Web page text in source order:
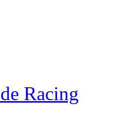
Racing